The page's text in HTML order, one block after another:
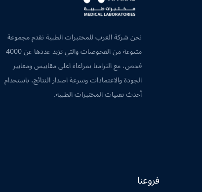
نحن شركة العرب للمختبرات الطبية نقدم مجموعة
متنوعة من الفحوصات والتي تزيد عددها عن 4000
فحص، مع التزامنا بمراعاة اعلى مقاييس ومعايير
الجودة والاعتمادات وسرعة اصدار النتائج، باستخدام
أحدث تقنيات المختبرات الطبية.
فروعنا